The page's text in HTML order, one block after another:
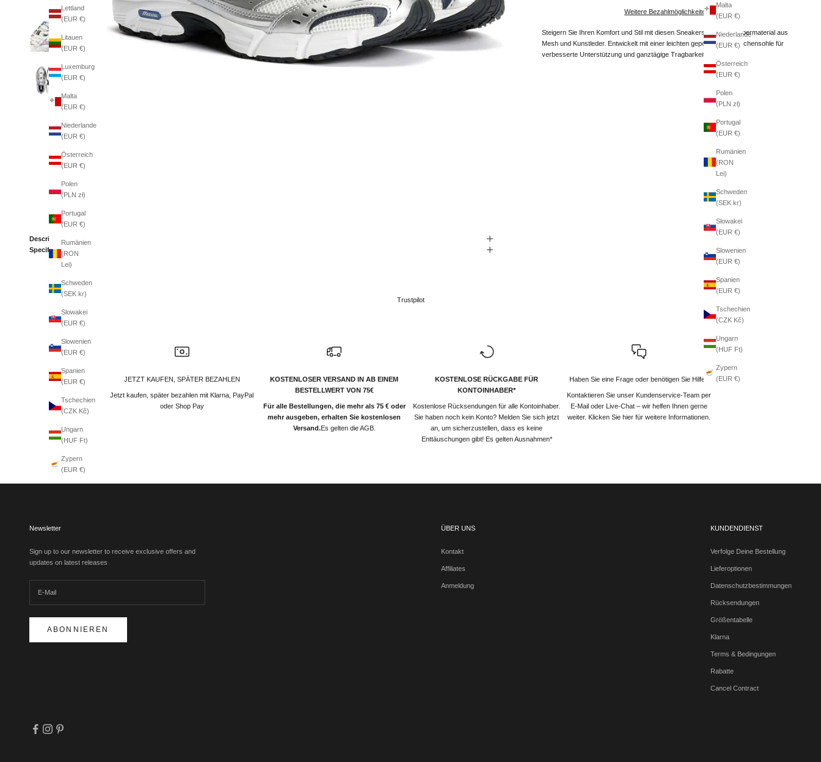
Malta
(EUR €)
Niederlande
(EUR €)
Österreich
(EUR €)
Polen
(PLN zł)
Portugal
(EUR €)
Rumänien
(RON
Lei)
Schweden
(SEK kr)
Slowakei
(EUR €)
Slowenien
(EUR €)
Spanien
(EUR €)
Tschechien
(CZK Kč)
Ungarn
(HUF Ft)
Zypern
(EUR €)
Lettland
(EUR €)
Litauen
(EUR €)
Luxemburg
(EUR €)
Malta
(EUR €)
Niederlande
(EUR €)
Österreich
(EUR €)
Polen
(PLN zł)
Portugal
(EUR €)
Rumänien
(RON
Lei)
Schweden
(SEK kr)
Slowakei
(EUR €)
Slowenien
(EUR €)
Spanien
(EUR €)
Tschechien
(CZK Kč)
Ungarn
(HUF Ft)
Zypern
(EUR €)
Weitere Bezahlmöglichkeiten
Steigern Sie Ihren Komfort und Stil mit diesen Sneakers mit einem Obermaterial aus
Mesh und Kunstleder. Entwickelt mit einer leichten gepolsterten Zwischensohle für
verbesserte Unterstützung und ganztägige Tragbarkeit.
Description
Specifications
Trustpilot
JETZT KAUFEN, SPÄTER BEZAHLEN
Jetzt kaufen, später bezahlen mit Klarna, PayPal
oder Shop Pay
KOSTENLOSER VERSAND IN AB EINEM
BESTELLWERT VON 75€
Für alle Bestellungen, die mehr als 75 € oder
mehr ausgeben, erhalten Sie kostenlosen
Versand.Es gelten die AGB.
KOSTENLOSE RÜCKGABE FÜR
KONTOINHABER*
Kostenlose Rücksendungen für alle Kontoinhaber.
Sie haben noch kein Konto? Melden Sie sich jetzt
an, um sicherzustellen, dass es keine
Enttäuschungen gibt! Es gelten Ausnahmen*
Haben Sie eine Frage oder benötigen Sie Hilfe?
Kontaktieren Sie unser Kundenservice-Team per
E-Mail oder Live-Chat – wir helfen Ihnen gerne
weiter. Klicken Sie hier für weitere Informationen.
Newsletter
Sign up to our newsletter to receive exclusive offers and
updates on latest releases
ABONNIEREN
ÜBER UNS
Kontakt
Affiliates
Anmeldung
KUNDENDIENST
Verfolge Deine Bestellung
Lieferoptionen
Datenschutzbestimmungen
Rücksendungen
Größentabelle
Klarna
Terms & Bedingungen
Rabatte
Cancel Contract